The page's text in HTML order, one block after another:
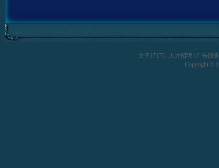
关于17173 人才招聘
广告服务
Copyright ©